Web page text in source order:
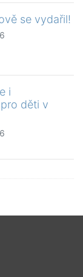
se vydařil!
i
děti v